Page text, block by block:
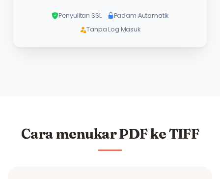
Penyulitan SSL
Padam Automatik
Tanpa Log Masuk
Cara menukar PDF ke TIFF